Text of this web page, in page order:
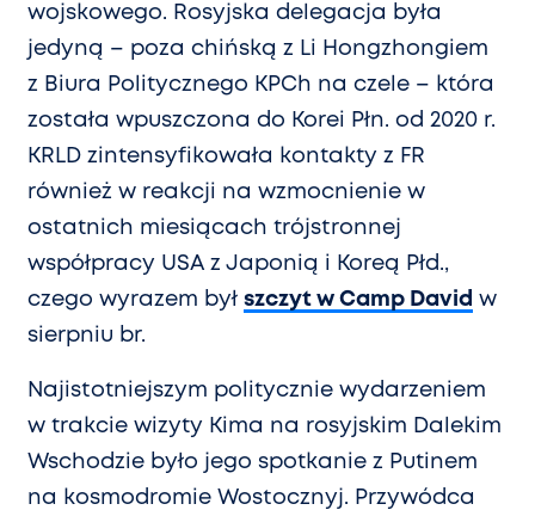
wojskowego. Rosyjska delegacja była
jedyną – poza chińską z Li Hongzhongiem
z Biura Politycznego KPCh na czele – która
została wpuszczona do Korei Płn. od 2020 r.
KRLD zintensyfikowała kontakty z FR
również w reakcji na wzmocnienie w
ostatnich miesiącach trójstronnej
współpracy USA z Japonią i Koreą Płd.,
czego wyrazem był szczyt w Camp David w
sierpniu br.
Najistotniejszym politycznie wydarzeniem
w trakcie wizyty Kima na rosyjskim Dalekim
Wschodzie było jego spotkanie z Putinem
na kosmodromie Wostocznyj. Przywódca